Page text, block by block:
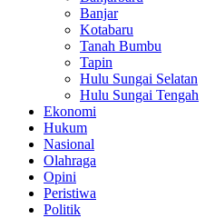
Banjar
Kotabaru
Tanah Bumbu
Tapin
Hulu Sungai Selatan
Hulu Sungai Tengah
Ekonomi
Hukum
Nasional
Olahraga
Opini
Peristiwa
Politik